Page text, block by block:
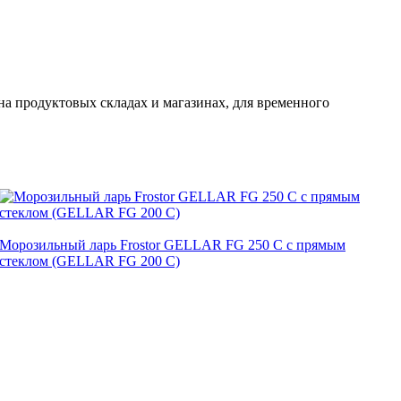
продуктовых складах и магазинах, для временного
Морозильный ларь Frostor GELLAR FG 250 C с прямым
стеклом (GELLAR FG 200 C)